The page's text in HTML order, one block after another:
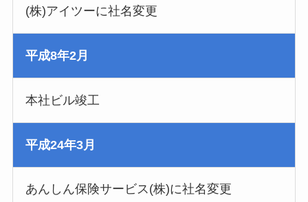
(株)アイツーに社名変更
平成8年2月
本社ビル竣工
平成24年3月
あんしん保険サービス(株)に社名変更